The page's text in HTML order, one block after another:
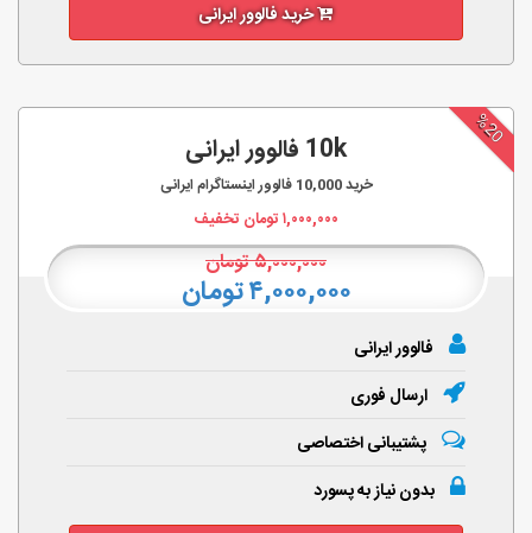
خرید فالوور ایرانی
%20
10k فالوور ایرانی
خرید10,000 فالوور اینستاگرام ایرانی
۱,۰۰۰,۰۰۰تومان تخفیف
۵,۰۰۰,۰۰۰تومان
۴,۰۰۰,۰۰۰ تومان
فالوور ایرانی
ارسال فوری
پشتیبانی اختصاصی
بدون نیاز به پسورد